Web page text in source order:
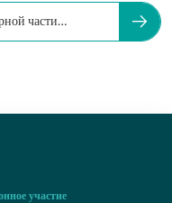
части
участие